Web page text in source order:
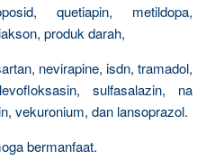
quetiapin, metildopa,
produk darah,
nevirapine, isdn, tramadol,
sulfasalazin, na
vekuronium, dan lansoprazol.
bermanfaat.